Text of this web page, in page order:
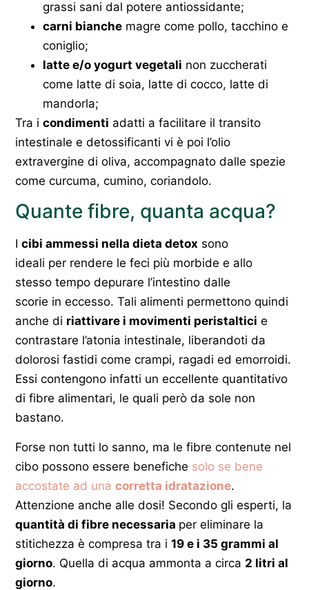
grassi sani dal potere antiossidante;
carni bianche magre come pollo, tacchino e
coniglio;
latte e/o yogurt vegetali non zuccherati
come latte di soia, latte di cocco, latte di
mandorla;
Tra i condimenti adatti a facilitare il transito
intestinale e detossificanti vi è poi l’olio
extravergine di oliva, accompagnato dalle spezie
come curcuma, cumino, coriandolo.
Quante fibre, quanta acqua?
I cibi ammessi nella dieta detox sono
ideali per rendere le feci più morbide e allo
stesso tempo depurare l’intestino dalle
scorie in eccesso. Tali alimenti permettono quindi
anche di riattivare i movimenti peristaltici e
contrastare l’atonia intestinale, liberandoti da
dolorosi fastidi come crampi, ragadi ed emorroidi.
Essi contengono infatti un eccellente quantitativo
di fibre alimentari, le quali però da sole non
bastano.
Forse non tutti lo sanno, ma le fibre contenute nel
cibo possono essere benefiche solo se bene
accostate ad una corretta idratazione.
Attenzione anche alle dosi! Secondo gli esperti, la
quantità di fibre necessaria per eliminare la
stitichezza è compresa tra i 19 e i 35 grammi al
giorno. Quella di acqua ammonta a circa 2 litri al
giorno.